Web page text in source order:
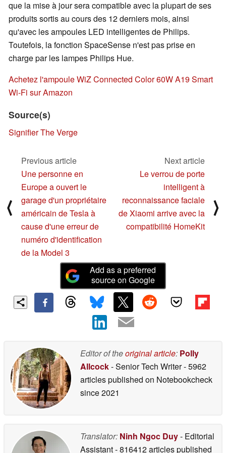
que la mise à jour sera compatible avec la plupart de ses
produits sortis au cours des 12 derniers mois, ainsi
qu'avec les ampoules LED intelligentes de Philips.
Toutefois, la fonction SpaceSense n'est pas prise en
charge par les lampes Philips Hue.
Achetez l'ampoule WiZ Connected Color 60W A19 Smart
Wi-Fi sur Amazon
Source(s)
SignifierThe Verge
⟨
Previous article
Une personne en
Europe a ouvert le
garage d'un propriétaire
américain de Tesla à
cause d'une erreur de
numéro d'identification
de la Model 3
Next article
Le verrou de porte
intelligent à
reconnaissance faciale
de Xiaomi arrive avec la
compatibilité HomeKit
⟩
Add as a preferred
source on Google
Editor of theoriginal article: Polly
Allcock- Senior Tech Writer- 5962
articles published on Notebookcheck
since 2021
Translator: Ninh Ngoc Duy- Editorial
Assistant- 816412 articles published